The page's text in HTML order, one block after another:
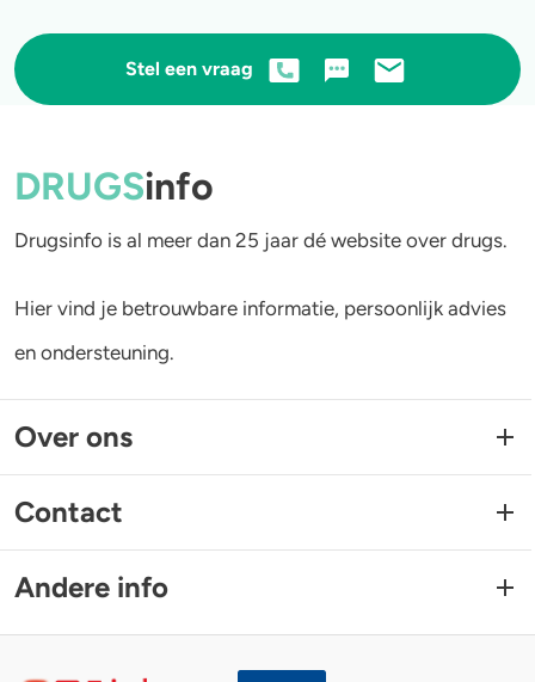
Stel een vraag
DRUGSinfo
Drugsinfo is al meer dan 25 jaar dé website over drugs.
Hier vind je betrouwbare informatie, persoonlijk advies
en ondersteuning.
Over ons
Contact
Andere info